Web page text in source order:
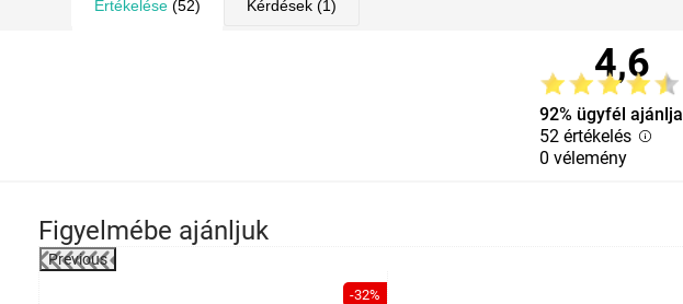
Értékelése (52) Kérdések (1)
4,6
92% ügyfél ajánlja
52 értékelés
0 vélemény
Figyelmébe ajánljuk
Previous
-32%